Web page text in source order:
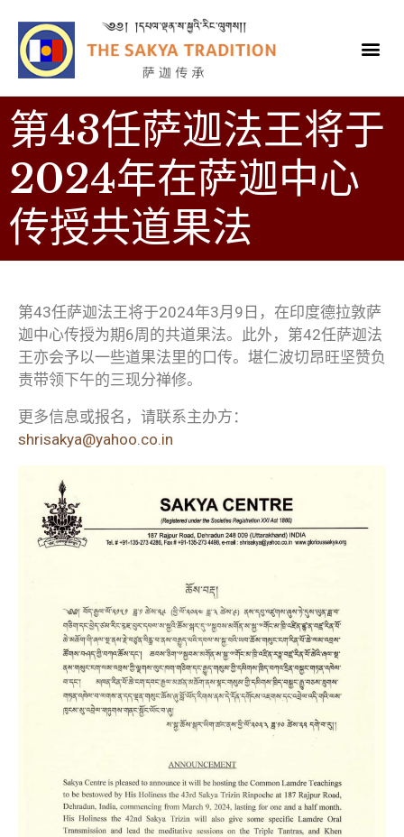
第43任萨迦法王将于
2024年在萨迦中心
传授共道果法
第43任萨迦法王将于2024年3月9日，在印度德拉敦萨
迦中心传授为期6周的共道果法。此外，第42任萨迦法
王亦会予以一些道果法里的口传。堪仁波切昂旺坚赞负
责带领下午的三现分禅修。
更多信息或报名，请联系主办方：
shrisakya@yahoo.co.in